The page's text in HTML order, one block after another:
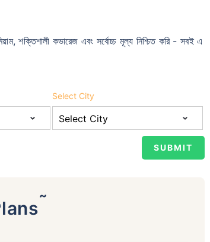
শক্তিশালী কভারেজ এবং সর্বোচ্চ মূল্য নিশ্চিত করি - সবই এ
Select City
˜